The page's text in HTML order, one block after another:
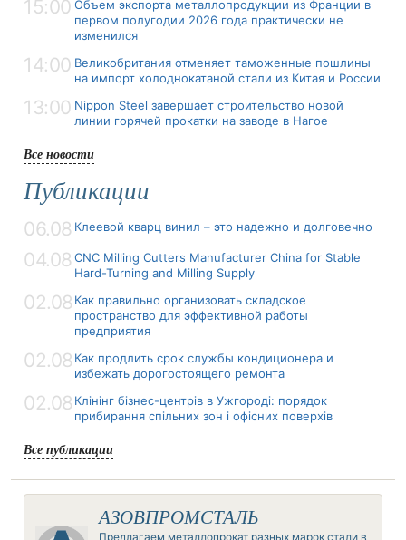
15:00 Объем экспорта металлопродукции из Франции в
первом полугодии 2026 года практически не
изменился
14:00 Великобритания отменяет таможенные пошлины
на импорт холоднокатаной стали из Китая и России
13:00 Nippon Steel завершает строительство новой
линии горячей прокатки на заводе в Нагое
Все новости
Публикации
06.08 Клеевой кварц винил – это надежно и долговечно
04.08 CNC Milling Cutters Manufacturer China for Stable
Hard-Turning and Milling Supply
02.08 Как правильно организовать складское
пространство для эффективной работы
предприятия
02.08 Как продлить срок службы кондиционера и
избежать дорогостоящего ремонта
02.08 Клінінг бізнес-центрів в Ужгороді: порядок
прибирання спільних зон і офісних поверхів
Все публикации
АЗОВПРОМСТАЛЬ
Предлагаем металлопрокат разных марок стали в